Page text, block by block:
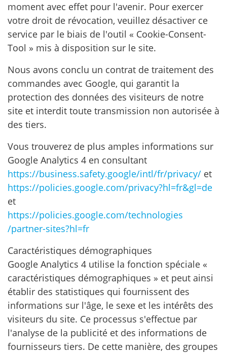
moment avec effet pour l'avenir. Pour exercer
votre droit de révocation, veuillez désactiver ce
service par le biais de l'outil « Cookie-Consent-
Tool » mis à disposition sur le site.
Nous avons conclu un contrat de traitement des
commandes avec Google, qui garantit la
protection des données des visiteurs de notre
site et interdit toute transmission non autorisée à
des tiers.
Vous trouverez de plus amples informations sur
Google Analytics 4 en consultant
https://business.safety.google/intl/fr/privacy/ et
https://policies.google.com/privacy?hl=fr&gl=de
et
https://policies.google.com/technologies
/partner-sites?hl=fr
Caractéristiques démographiques
Google Analytics 4 utilise la fonction spéciale «
caractéristiques démographiques » et peut ainsi
établir des statistiques qui fournissent des
informations sur l'âge, le sexe et les intérêts des
visiteurs du site. Ce processus s'effectue par
l'analyse de la publicité et des informations de
fournisseurs tiers. De cette manière, des groupes